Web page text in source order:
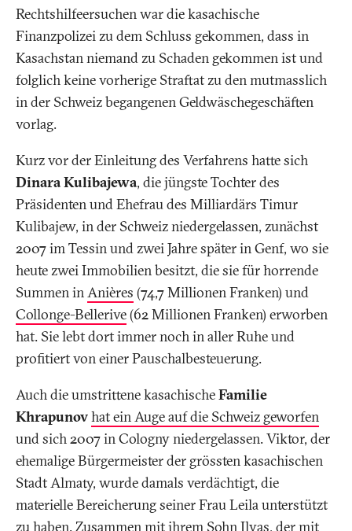
Rechtshilfeersuchen war die kasachische
Finanzpolizei zu dem Schluss gekommen, dass in
Kasachstan niemand zu Schaden gekommen ist und
folglich keine vorherige Straftat zu den mutmasslich
in der Schweiz begangenen Geldwäschegeschäften
vorlag.
Kurz vor der Einleitung des Verfahrens hatte sich
Dinara Kulibajewa, die jüngste Tochter des
Präsidenten und Ehefrau des Milliardärs Timur
Kulibajew, in der Schweiz niedergelassen, zunächst
2007 im Tessin und zwei Jahre später in Genf, wo sie
heute zwei Immobilien besitzt, die sie für horrende
Summen inAnières (74,7 Millionen Franken) und
Collonge-Bellerive(62 Millionen Franken) erworben
hat. Sie lebt dort immer noch in aller Ruhe und
profitiert von einer Pauschalbesteuerung.
Auch die umstrittene kasachischeFamilie
Khrapunovhat ein Auge auf die Schweiz geworfen
und sich 2007 in Cologny niedergelassen. Viktor, der
ehemalige Bürgermeister der grössten kasachischen
Stadt Almaty, wurde damals verdächtigt, die
materielle Bereicherung seiner Frau Leila unterstützt
zu haben. Zusammen mit ihrem Sohn Ilyas, der mit